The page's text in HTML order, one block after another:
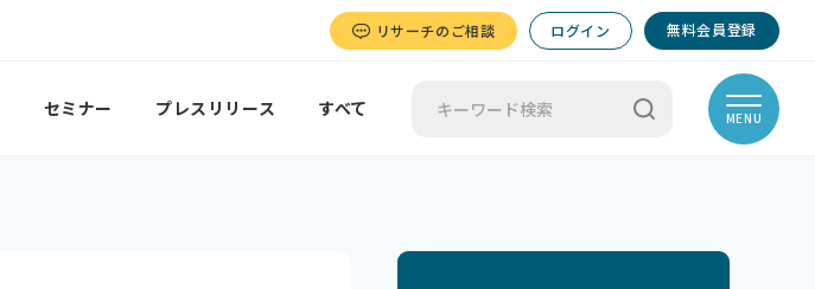
リサーチのご相談 ログイン 無料会員登録
セミナー プレスリリース すべて MENU